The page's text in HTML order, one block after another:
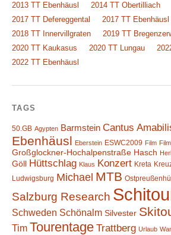
2013 TT Ebenhäusl
2014 TT Obertilliach
2017 TT Defereggental
2017 TT Ebenhäusl
2018 TT Innervillgraten
2019 TT
2020 TT Kaukasus
2020 TT Lungau
2022 TT Ebenhäusl
TAGS
50.GB Agypten Barmstein Cantus
Ebenhäusl Eberstein ESWC2009 Film
Großglockner-Hochalpenstraße Hasch
Göll
Hüttschlag Klaus Konzert Kreta
Ludwigsburg Michael MTB
Salzburg Research
Schweden Schönalm Silvester
Tim Tourentage Trattberg Urlaub